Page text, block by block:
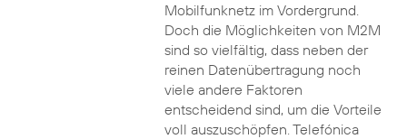
Mobilfunknetz im Vordergrund.
Doch die Möglichkeiten von M2M
sind so vielfältig, dass neben der
reinen Datenübertragung noch
viele andere Faktoren
entscheidend sind, um die Vorteile
voll auszuschöpfen. Telefónica